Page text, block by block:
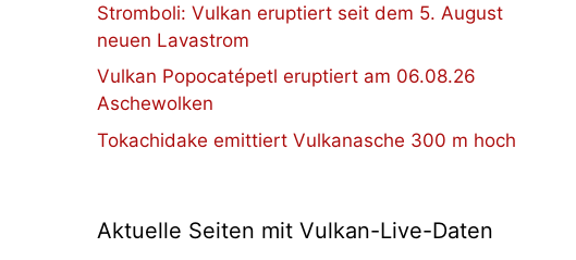
Stromboli: Vulkan eruptiert seit dem 5. August
neuen Lavastrom
Vulkan Popocatépetl eruptiert am 06.08.26
Aschewolken
Tokachidake emittiert Vulkanasche 300 m hoch
Aktuelle Seiten mit Vulkan-Live-Daten